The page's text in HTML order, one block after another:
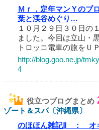
Ｍｒ．定年マンＹのブ
葉と渓谷めぐり…
１０月２９日３０日の
ました。今回は立山・
トロッコ電車の旅をＵ
http://blog.goo.ne.jp/
4
役立つブログまとめ
ゾート＆スパ〔沖縄県〕
のほほん雑記Ⅱ ：
オ